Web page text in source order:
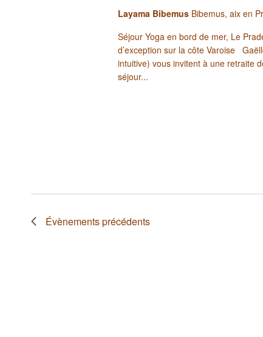
Layama Bibemus Bibemus, aix en
Séjour Yoga en bord de mer, Le
d’exception sur la côte Varoise
intuitive) vous invitent à une retraite
séjour...
Évènementsprécédents